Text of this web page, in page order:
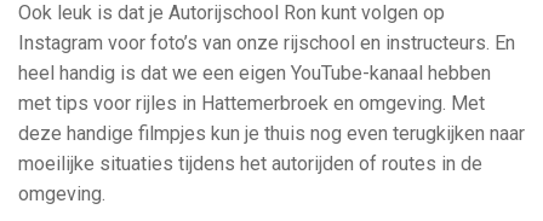
Ook leuk is dat je Autorijschool Ron kunt volgen op
Instagram voor foto’s van onze rijschool en instructeurs. En
heel handig is dat we een eigen YouTube-kanaal hebben
met tips voor rijles in Hattemerbroek en omgeving. Met
deze handige filmpjes kun je thuis nog even terugkijken naar
moeilijke situaties tijdens het autorijden of routes in de
omgeving.